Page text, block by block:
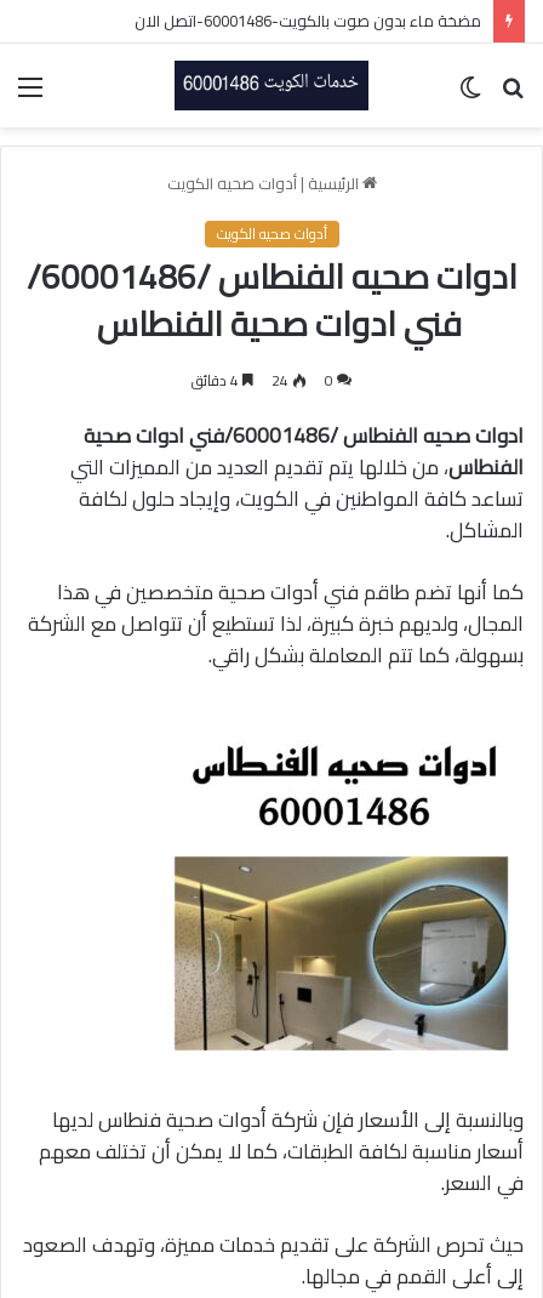
مضخة ماء بدون صوت بالكويت-60001486-اتصل الان
بحث
الرئيسية |أدوات صحيه الكويت
أدوات صحيه الكويت
ادوات صحيه الفنطاس /60001486/
فني ادوات صحية الفنطاس
0
24
ادوات صحيه الفنطاس /60001486/فني ادوات صحية
الفنطاس، من خلالها يتم تقديم العديد من المميزات التي
تساعد كافة المواطنين في الكويت، وإيجاد حلول لكافة
المشاكل.
كما أنها تضم طاقم فني أدوات صحية متخصصين في هذا
المجال، ولديهم خبرة كبيرة، لذا تستطيع أن تتواصل مع الشركة
بسهولة، كما تتم المعاملة بشكل راقي.
وبالنسبة إلى الأسعار فإن شركة أدوات صحية فنطاس لديها
أسعار مناسبة لكافة الطبقات، كما لا يمكن أن تختلف معهم
في السعر.
حيث تحرص الشركة على تقديم خدمات مميزة، وتهدف الصعود
إلى أعلى القمم في مجالها.